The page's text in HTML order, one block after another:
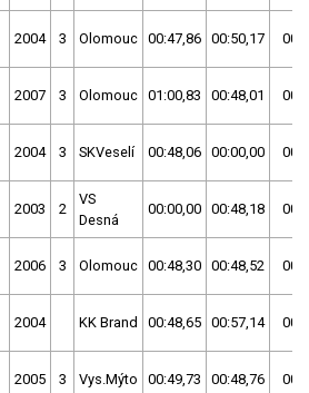
2004 3 Olomouc 00:47,86 00:50,17
2007 3 Olomouc 01:00,83 00:48,01
2004 3 SKVeselí 00:48,06 00:00,00
2003 2
VS
Desná
00:00,00 00:48,18
2006 3 Olomouc 00:48,30 00:48,52
2004 KK Brand 00:48,65 00:57,14
2005 3 Vys.Mýto 00:49,73 00:48,76